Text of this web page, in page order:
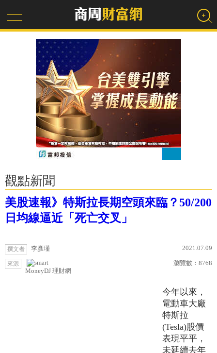
觀點新聞
美股速報》特斯拉長期空頭來臨？50/200
日均線逼近「死亡交叉」
撰文者 李彥瑾 2021.07.09
來源
MoneyDJ 理財網
瀏覽數： 8768
今年以來，
電動車大廠
特斯拉
(Tesla)股價
表現平平，
未延續去年